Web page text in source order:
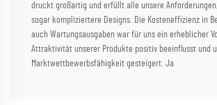
druckt großartig und erfüllt alle unsere
sogar kompliziertere Designs. Die Kosteneffizienz in
auch Wartungsausgaben war für uns ein erheblicher
Attraktivität unserer Produkte positiv beeinflusst und
Marktwettbewerbsfähigkeit gesteigert. Ja